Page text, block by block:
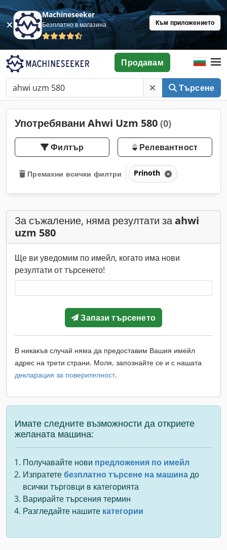
Machineseeker
Безплатно в магазина Към приложението
Търсене
Продавам
Употребявани Ahwi Uzm 580 (0)
Филтър Релевантност
Премахни всички филтри Prinoth
За съжаление, няма резултати заahwi
uzm 580
Ще ви уведомим по имейл, когато има нови
резултати от търсенето!
Запази търсенето
В никакъв случай няма да предоставим Вашия имейл
адрес на трети страни. Моля, запознайте се и с нашата
декларация за поверителност.
Имате следните възможности да откриете
желаната машина:
Получавайте нови предложения по имейл
Изпратетебезплатно търсене на машинадо
всички търговци в категорията
Варирайте търсения термин
Разгледайте нашите категории